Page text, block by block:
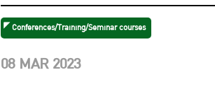
Conferences/Training/Seminar courses
08 MAR 2023